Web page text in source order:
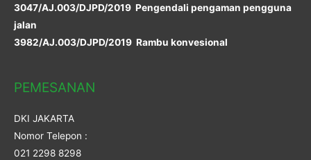
3047/AJ.003/DJPD/2019 Pengendali pengaman pengguna
jalan
3982/AJ.003/DJPD/2019 Rambu konvesional
PEMESANAN
DKI JAKARTA
Nomor Telepon :
021 2298 8298